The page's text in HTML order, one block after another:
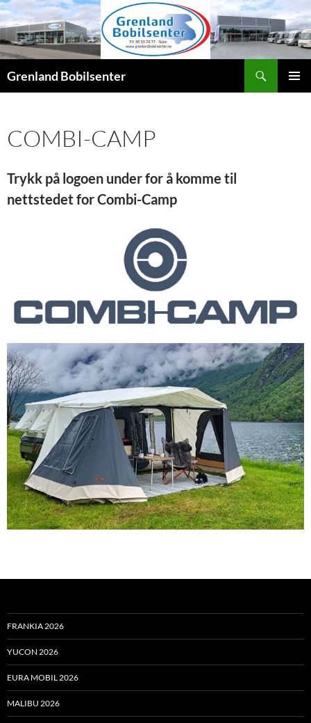
Hopp
til
innhold
Grenland Bobilsenter
COMBI-CAMP
Trykk på logoen under for å komme til
nettstedet for Combi-Camp
FRANKIA 2026
YUCON 2026
EURA MOBIL 2026
MALIBU 2026